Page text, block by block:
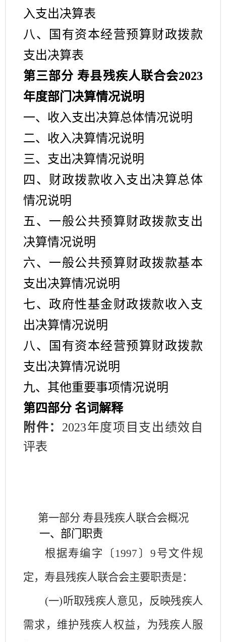
入支出决算表
八、国有资本经营预算财政拨款
支出决算表
第三部分 寿县残疾人联合会2023
年度部门决算情况说明
一、收入支出决算总体情况说明
二、收入决算情况说明
三、支出决算情况说明
四、财政拨款收入支出决算总体
情况说明
五、一般公共预算财政拨款支出
决算情况说明
六、一般公共预算财政拨款基本
支出决算情况说明
七、政府性基金财政拨款收入支
出决算情况说明
八、国有资本经营预算财政拨款
支出决算情况说明
九、其他重要事项情况说明
第四部分 名词解释
附件： 2023年度项目支出绩效自
评表
第一部分 寿县残疾人联合会概况
一、部门职责
根据寿编字〔 1997〕9号文件规
定，寿县残疾人联合会主要职责是：
(一)听取残疾人意见，反映残疾人
需求，维护残疾人权益，为残疾人服